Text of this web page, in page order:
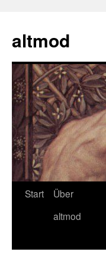
springen
altmod
Start
Über
altmod